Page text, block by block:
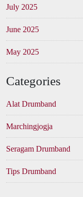
July 2025
June 2025
May 2025
Categories
Alat Drumband
Marchingjogja
Seragam Drumband
Tips Drumband